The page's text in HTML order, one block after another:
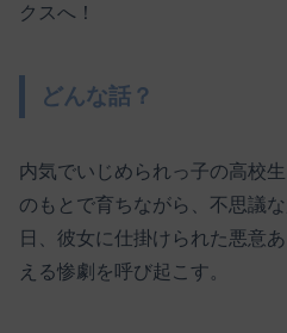
クスへ！
どんな話？
内気でいじめられっ子の高校
のもとで育ちながら、不思議
日、彼女に仕掛けられた悪意
える惨劇を呼び起こす。